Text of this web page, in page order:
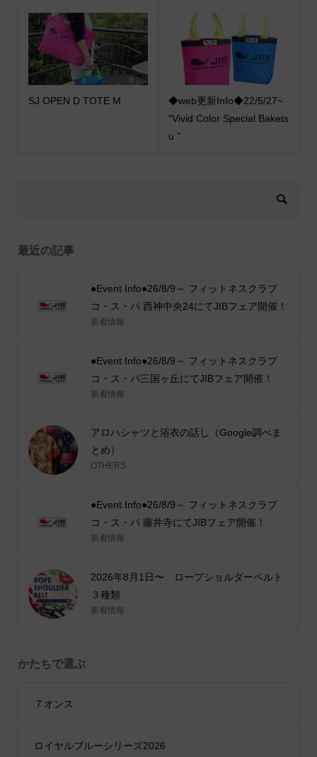
SJ OPEN D TOTE M
◆web更新Info◆22/5/27~
“Vivid Color Special Bakets
u ”
最近の記事
●Event Info●26/8/9～ フィットネスクラブ
コ・ス・パ 西神中央24にてJIBフェア開催！
新着情報
●Event Info●26/8/9～ フィットネスクラブ
コ・ス・パ三国ヶ丘にてJIBフェア開催！
新着情報
アロハシャツと浴衣の話し（Google調べま
とめ）
OTHERS
●Event Info●26/8/9～ フィットネスクラブ
コ・ス・パ 藤井寺にてJIBフェア開催！
新着情報
2026年8月1日〜 ロープショルダーベルト
３種類
新着情報
かたちで選ぶ
７オンス
ロイヤルブルーシリーズ2026